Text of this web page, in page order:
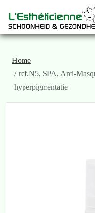
Home
ref.N5, SPA, Anti-
hyperpigmentatie